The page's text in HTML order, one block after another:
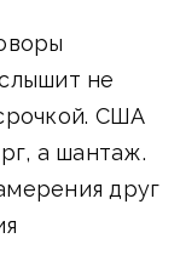
не
США
а шантаж.
друг